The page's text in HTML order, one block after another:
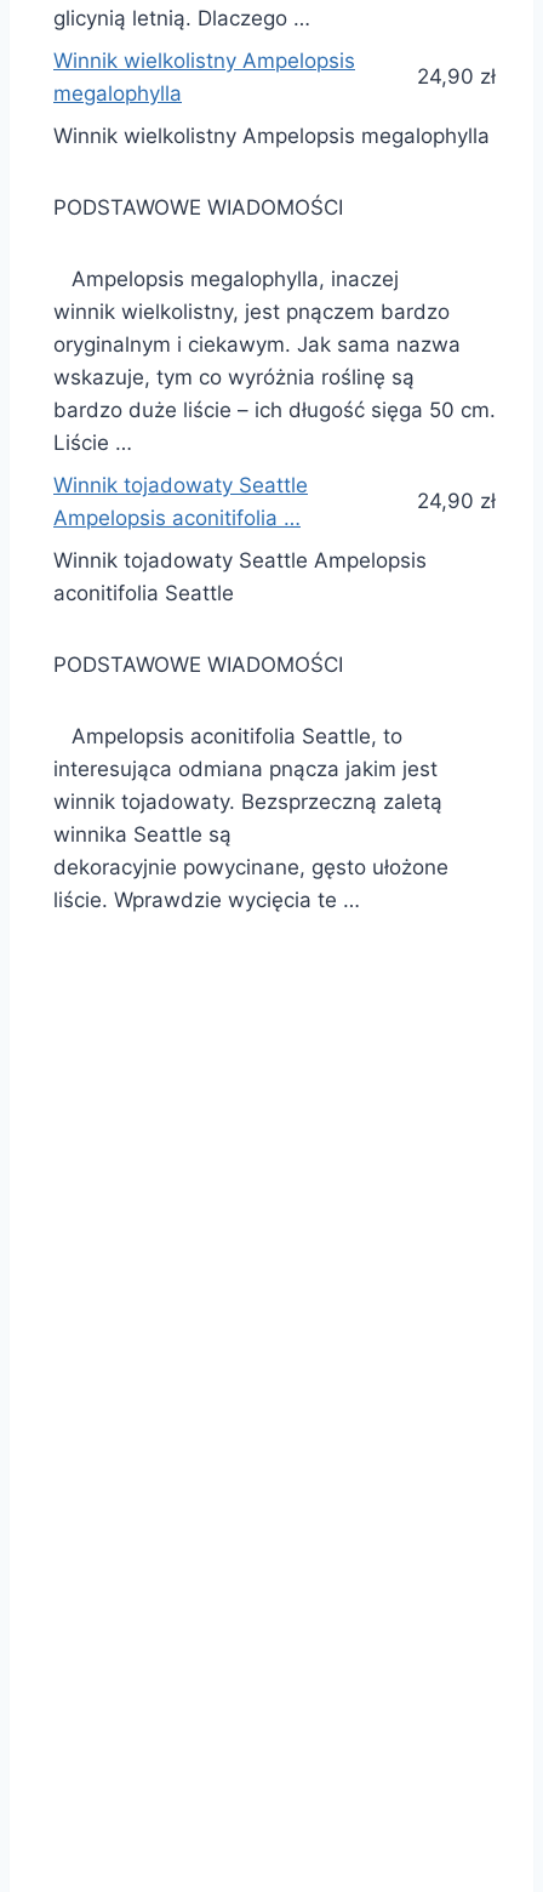
glicynią letnią. Dlaczego …
Winnik wielkolistny Ampelopsis
megalophylla
24,90 zł
Winnik wielkolistny Ampelopsis megalophylla
PODSTAWOWE WIADOMOŚCI
Ampelopsis megalophylla, inaczej
winnik wielkolistny, jest pnączem bardzo
oryginalnym i ciekawym. Jak sama nazwa
wskazuje, tym co wyróżnia roślinę są
bardzo duże liście – ich długość sięga 50 cm.
Liście …
Winnik tojadowaty Seattle
Ampelopsis aconitifolia …
24,90 zł
Winnik tojadowaty Seattle Ampelopsis
aconitifolia Seattle
PODSTAWOWE WIADOMOŚCI
Ampelopsis aconitifolia Seattle, to
interesująca odmiana pnącza jakim jest
winnik tojadowaty. Bezsprzeczną zaletą
winnika Seattle są
dekoracyjnie powycinane, gęsto ułożone
liście. Wprawdzie wycięcia te …